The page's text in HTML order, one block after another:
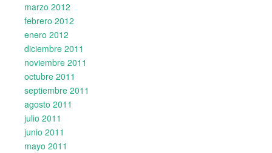
marzo 2012
febrero 2012
enero 2012
diciembre 2011
noviembre 2011
octubre 2011
septiembre 2011
agosto 2011
julio 2011
junio 2011
mayo 2011